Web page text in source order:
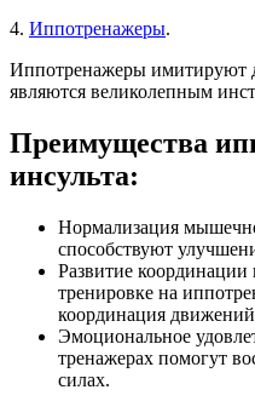
4. Иппотренажеры.
Иппотренажеры имитируют
являются великолепным
Преимущества
инсульта:
Нормализация
способствуют
Развитие координации
тренировке на
координация
Эмоциональное
тренажерах помогут
силах.